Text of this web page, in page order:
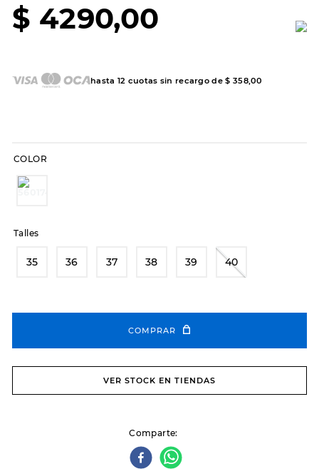
$ 4290,00
hasta 12 cuotas sin recargo de$ 358,00
COLOR
Talles
35 36 37 38 39 40
COMPRAR
VER STOCK EN TIENDAS
Comparte
9.
slip-ins